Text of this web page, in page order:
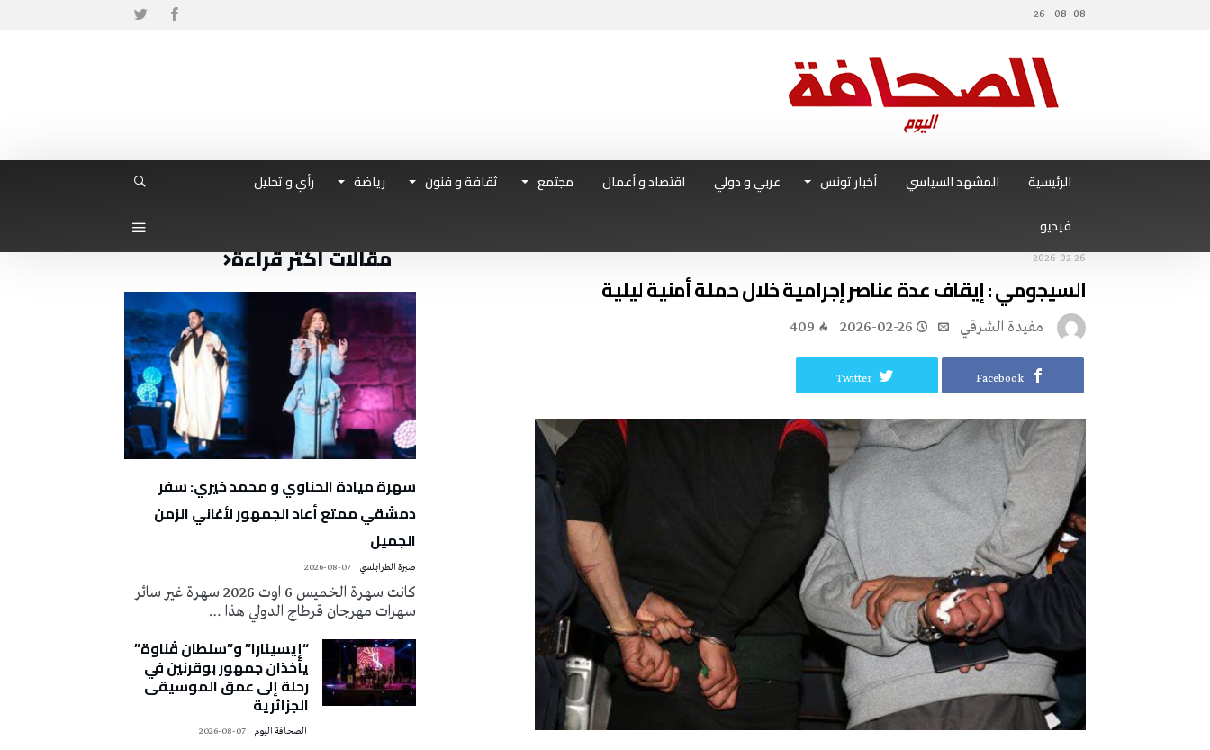
08- 08 - 26
الرئيسية المشهد السياسي أخبار تونس عربي و دولي اقتصاد و أعمال مجتمع ثقافة و فنون رياضة
رأي و تحليل
فيديو
2026-02-26
السيجومي : إيقاف عدة عناصر إجرامية خلال حملة أمنية ليلية
مفيدة الشرقي 2026-02-26
409
Facebook
Twitter
مقالات أكثر قراءة
سهرة ميادة الحناوي و محمد خيري: سفر
دمشقي ممتع أعاد الجمهور لأغاني الزمن
الجميل
صبرة الطرابلسي 2026-08-07
كانت سهرة الخميس 6 اوت 2026 سهرة غير سائر
سهرات مهرجان قرطاج الدولي هذا …
“إيسينارا” و”سلطان ڤناوة”
يأخذان جمهور بوقرنين في
رحلة إلى عمق الموسيقى
الجزائرية
2026-08-07